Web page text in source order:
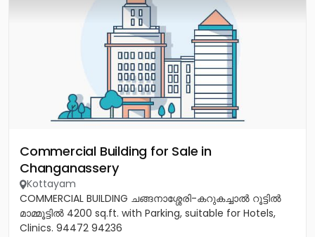
Commercial Building for Sale in
Changanassery
Kottayam
COMMERCIAL BUILDING ചങ്ങനാശ്ശേരി-കറുകച്ചാൽ റൂട്ടിൽ
മാമ്മൂട്ടിൽ 4200 sq.ft. with Parking, suitable for Hotels,
Clinics. 94472 94236